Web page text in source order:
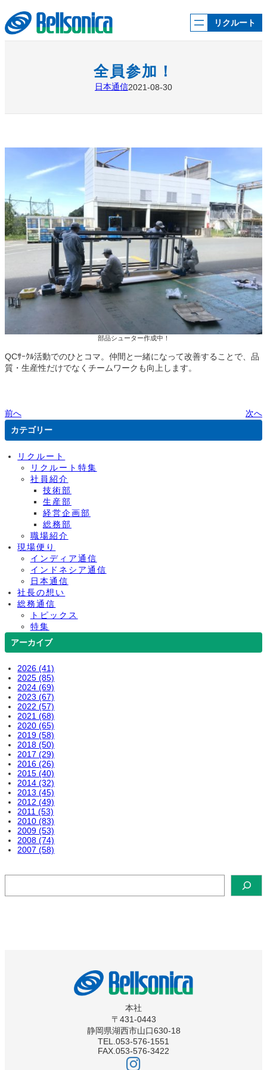
容
を
ス
リクルート
全員参加！
日本通信2021-08-30
部品シューター作成中！
QCｻｰｸﾙ活動でのひとコマ。仲間と一緒になって改善することで、品
質・生産性だけでなくチームワークも向上します。
前へ
次へ
カテゴリー
リクルート
リクルート特集
社員紹介
技術部
生産部
経営企画部
総務部
職場紹介
現場便り
インディア通信
インドネシア通信
日本通信
社長の想い
総務通信
トピックス
特集
アーカイブ
2026 (41)
2025 (85)
2024 (69)
2023 (67)
2022 (57)
2021 (68)
2020 (65)
2019 (58)
2018 (50)
2017 (29)
2016 (26)
2015 (40)
2014 (32)
2013 (45)
2012 (49)
2011 (53)
2010 (83)
2009 (53)
2008 (74)
2007 (58)
本社
〒431-0443
静岡県湖西市山口630-18
TEL.053-576-1551
FAX.053-576-3422
ベ
ル